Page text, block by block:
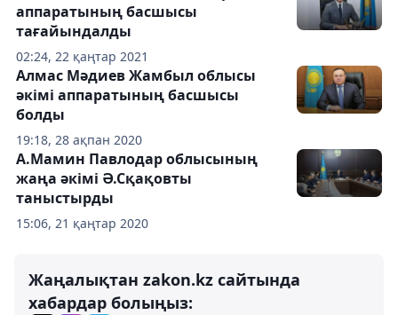
02:24, 22 қаңтар 2021
аппаратының басшысы
тағайындалды
19:18, 28 ақпан 2020
Алмас Мәдиев Жамбыл облысы
әкімі аппаратының басшысы
болды
15:06, 21 қаңтар 2020
А.Мамин Павлодар облысының
жаңа әкімі Ә.Сқақовты
таныстырды
Жаңалықтан zakon.kz сайтында
хабардар болыңыз: